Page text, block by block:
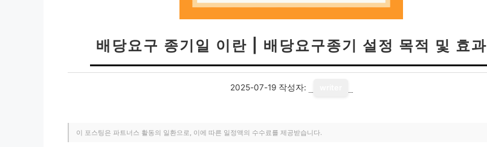
배당요구 종기일 이란 | 배당요구종기 설정 목적 및 효과
2025-07-19 작성자:
이 포스팅은 파트너스 활동의 일환으로, 이에 따른 일정액의 수수료를 제공받습니다.